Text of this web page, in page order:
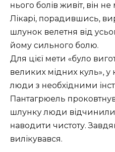
нього болів живіт, він не
Лікарі, порадившись,
шлунок велетня від
йому сильного болю.
Для цієї мети «було
великих мідних куль»,
люди з необхідними
Пантагрюель проковтнув
шлунку люди відчинили
наводити чистоту.
вилікувався.